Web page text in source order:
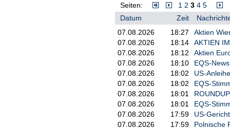
Seiten: 1 2 3 4 5
Datum
Zeit
07.08.2026
18:27
Aktien
07.08.2026
18:14
AKTIEN
07.08.2026
18:12
Aktien
07.08.2026
18:10
EQS-
07.08.2026
18:02
US-
07.08.2026
18:02
EQS-
07.08.2026
18:01
07.08.2026
18:01
EQS-
07.08.2026
17:59
US-
07.08.2026
17:59
Polnische